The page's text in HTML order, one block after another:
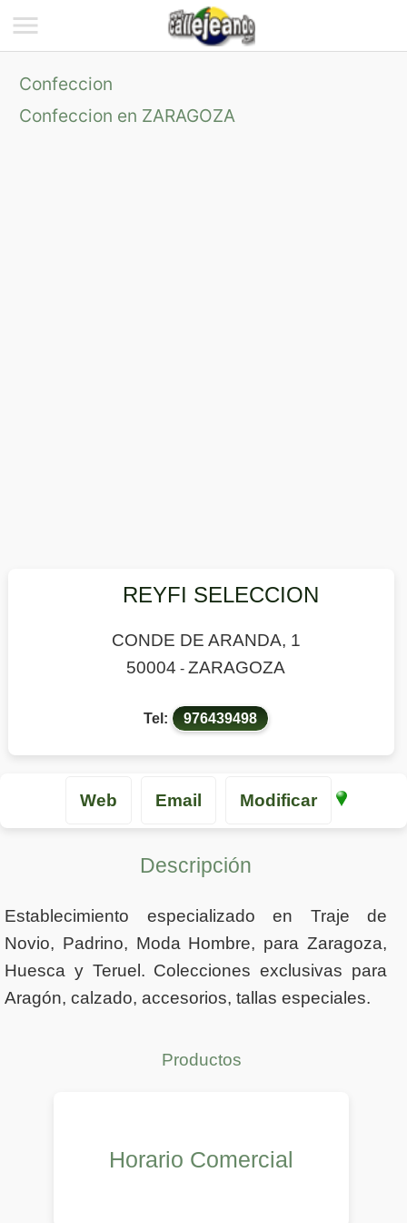
Confeccion
Confeccion en ZARAGOZA
REYFI SELECCION
CONDE DE ARANDA, 1
50004 - ZARAGOZA
Tel: 976439498
Web Email Modificar
Descripción
Establecimiento especializado en Traje de
Novio, Padrino, Moda Hombre, para Zaragoza,
Huesca y Teruel. Colecciones exclusivas para
Aragón, calzado, accesorios, tallas especiales.
Productos
Horario Comercial